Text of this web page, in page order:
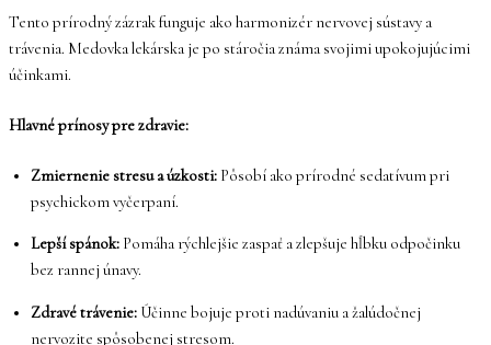
Tento prírodný zázrak funguje ako harmonizér nervovej sústavy a
trávenia. Medovka lekárska je po stáročia známa svojimi upokojujúcimi
účinkami.
Hlavné prínosy pre zdravie:
Zmiernenie stresu a úzkosti: Pôsobí ako prírodné sedatívum pri
psychickom vyčerpaní.
Lepší spánok: Pomáha rýchlejšie zaspať a zlepšuje hĺbku odpočinku
bez rannej únavy.
Zdravé trávenie: Účinne bojuje proti nadúvaniu a žalúdočnej
nervozite spôsobenej stresom.